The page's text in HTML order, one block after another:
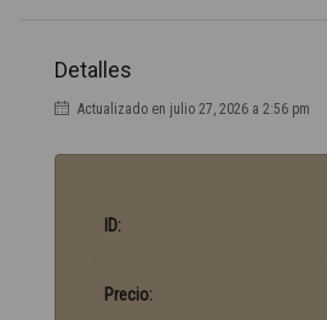
Detalles
Actualizado en julio 27, 2026 a 2:56 pm
ID:
Precio: